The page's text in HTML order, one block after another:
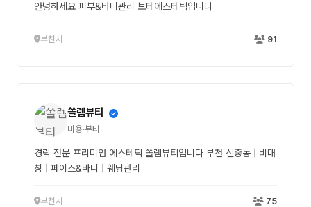
안녕하세요 피부&바디관리 보테에스테틱입니다
부천시 91
쏠렘뷰티
미용·뷰티
경락 전문 프리미엄 에스테틱 쏠렘뷰티입니다 부천 신중동 | 비대
칭 | 페이스&바디 | 웨딩관리
부천시 75